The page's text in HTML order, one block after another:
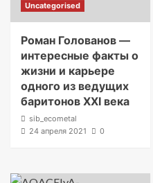
Uncategorised
Роман Голованов —
интересные факты о
жизни и карьере
одного из ведущих
баритонов XXI века
sib_ecometal
24 апреля 2021
0